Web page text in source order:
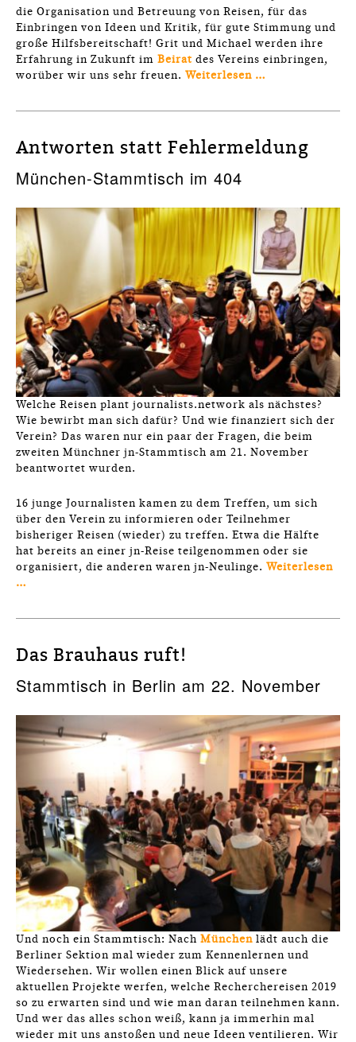
die Organisation und Betreuung von Reisen, für das
Einbringen von Ideen und Kritik, für gute Stimmung und
große Hilfsbereitschaft! Grit und Michael werden ihre
Erfahrung in Zukunft im Beirat des Vereins einbringen,
worüber wir uns sehr freuen. Weiterlesen …
Antworten statt Fehlermeldung
München-Stammtisch im 404
Welche Reisen plant journalists.network als nächstes?
Wie bewirbt man sich dafür? Und wie finanziert sich der
Verein? Das waren nur ein paar der Fragen, die beim
zweiten Münchner jn-Stammtisch am 21. November
beantwortet wurden.
16 junge Journalisten kamen zu dem Treffen, um sich
über den Verein zu informieren oder Teilnehmer
bisheriger Reisen (wieder) zu treffen. Etwa die Hälfte
hat bereits an einer jn-Reise teilgenommen oder sie
organisiert, die anderen waren jn-Neulinge. Weiterlesen
…
Das Brauhaus ruft!
Stammtisch in Berlin am 22. November
Und noch ein Stammtisch: Nach München lädt auch die
Berliner Sektion mal wieder zum Kennenlernen und
Wiedersehen. Wir wollen einen Blick auf unsere
aktuellen Projekte werfen, welche Recherchereisen 2019
so zu erwarten sind und wie man daran teilnehmen kann.
Und wer das alles schon weiß, kann ja immerhin mal
wieder mit uns anstoßen und neue Ideen ventilieren. Wir